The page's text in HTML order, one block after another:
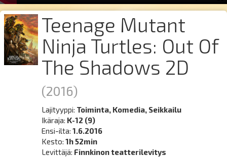
Teenage Mutant
Ninja Turtles: Out Of
The Shadows 2D
(2016)
Lajityyppi: Toiminta, Komedia, Seikkailu
Ikäraja: K-12 (9)
Ensi-ilta:1.6.2016
Kesto:1h 52min
Levittäjä: Finnkinon teatterilevitys